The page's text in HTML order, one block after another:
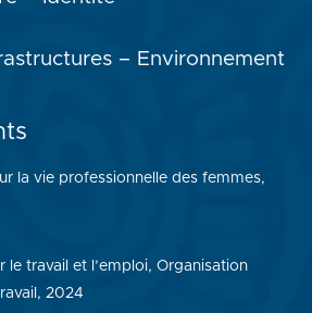
– Environnement
la vie professionnelle des femmes,
le travail et l’emploi, Organisation
2024